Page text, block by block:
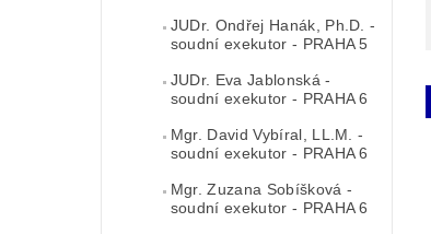
JUDr. Ondřej Hanák, Ph.D. -
soudní exekutor - PRAHA 5
JUDr. Eva Jablonská -
soudní exekutor - PRAHA 6
Mgr. David Vybíral, LL.M. -
soudní exekutor - PRAHA 6
Mgr. Zuzana Sobíšková -
soudní exekutor - PRAHA 6